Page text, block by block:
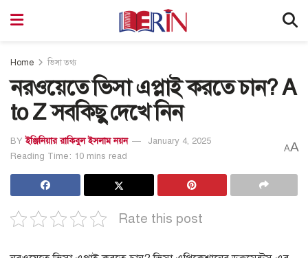
Home ভিসা তথ্য
নরওয়েতে ভিসা এপ্লাই করতে চান? A
to Z সবকিছু দেখে নিন
BY ইঞ্জিনিয়ার রাকিবুল ইসলাম নয়ন
January 4, 2025
Reading Time: 10 mins read
AA
Rate this post